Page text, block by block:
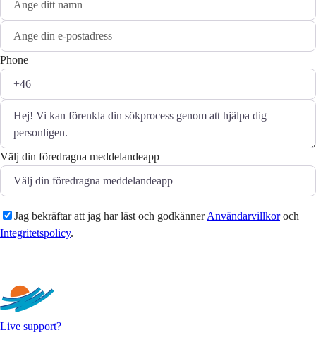
Phone
Välj din föredragna meddelandeapp
Jag bekräftar att jag har läst och godkännerAnvändarvillkoroch
Integritetspolicy.
Live support?